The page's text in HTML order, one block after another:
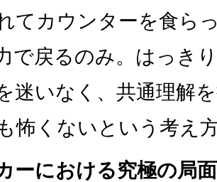
てカウンターを食ら
で戻るのみ。はっき
迷いなく、共通理解
も怖くないという考え
における究極の局